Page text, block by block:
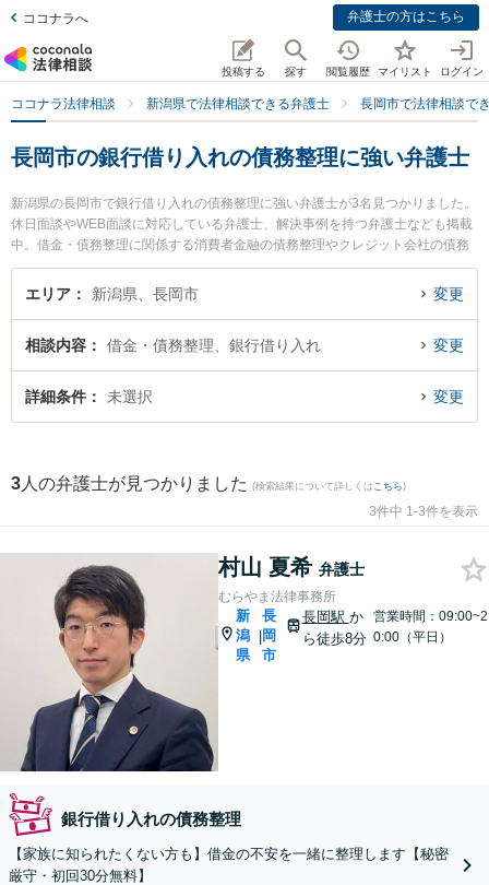
ココナラへ 弁護士の方はこちら
投稿する 探す 閲覧履歴 マイリスト ログイン
ココナラ法律相談 新潟県で法律相談できる弁護士 長岡市で法律相談で
長岡市の銀行借り入れの債務整理に強い弁護士
新潟県の長岡市で銀行借り入れの債務整理に強い弁護士が3名見つかりました。
休日面談やWEB面談に対応している弁護士、解決事例を持つ弁護士なども掲載
中。借金・債務整理に関係する消費者金融の債務整理やクレジット会社の債務
整理、リボ払いの債務整理等の細かな分野での絞り込み検索もでき便利です。
特にむらやま法律事務所の村山 夏希弁護士や黒田特許法律事務所の黒田 隆史弁
発生した銀行借り入れの債務整理のトラブルを今すぐに弁護士に相談したい』
『銀行借り入れの債務整理のトラブル解決の実績豊富な近くの弁護士を検索し
たい』『初回相談無料で銀行借り入れの債務整理を法律相談できる長岡市内の
エリア 新潟県、長岡市 変更
相談内容 借金・債務整理、銀行借り入れ 変更
詳細条件 未選択 変更
3 人の弁護士が見つかりました (検索結果について詳しくは こちら)
3件中 1-3件を表示
村山 夏希 弁護士
むらやま法律事務所
新
潟
県
|
長
岡
市
長岡駅 か
ら徒歩8分
営業時間：09:00~2
0:00（平日）
銀行借り入れの債務整理
【家族に知られたくない方も】借金の不安を一緒に整理します【秘密
厳守・初回30分無料】